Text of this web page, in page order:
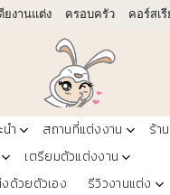
ยงานแต่ง ครอบครัว คอร์สเ
นำ สถานที่แต่งงาน ร้า
เตรียมตัวแต่งงาน
ด้วยตัวเอง
รีวิวงานแต่ง